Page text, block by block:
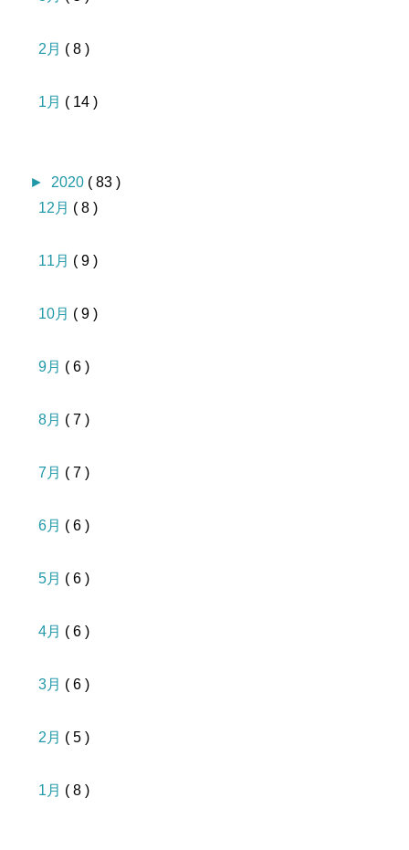
2月 ( 8 )
1月 ( 14 )
► 2020 ( 83 )
12月 ( 8 )
11月 ( 9 )
10月 ( 9 )
9月 ( 6 )
8月 ( 7 )
7月 ( 7 )
6月 ( 6 )
5月 ( 6 )
4月 ( 6 )
3月 ( 6 )
2月 ( 5 )
1月 ( 8 )